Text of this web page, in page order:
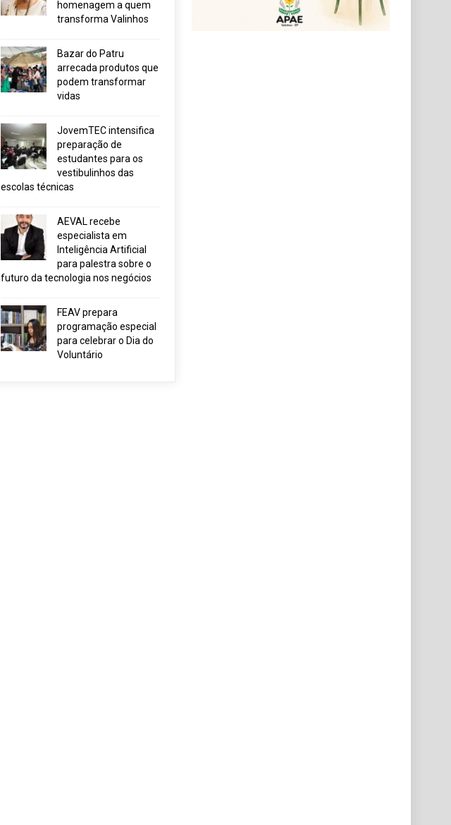
homenagem a quem
transforma Valinhos
Bazar do Patru
arrecada produtos que
podem transformar
vidas
JovemTEC intensifica
preparação de
estudantes para os
vestibulinhos das
escolas técnicas
AEVAL recebe
especialista em
Inteligência Artificial
para palestra sobre o
futuro da tecnologia nos negócios
FEAV prepara
programação especial
para celebrar o Dia do
Voluntário